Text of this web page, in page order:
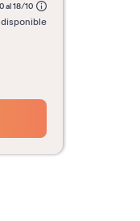
al 18/10
disponible